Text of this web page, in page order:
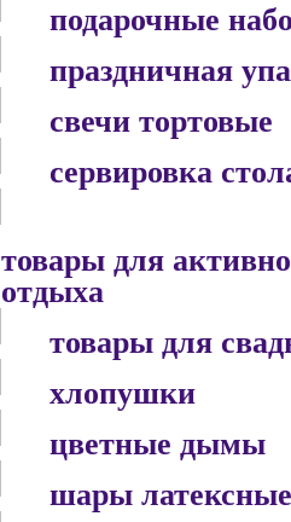
подарочные
праздничная
свечи тортовые
сервировка
товары для
отдыха
товары для
хлопушки
цветные дымы
шары латексные